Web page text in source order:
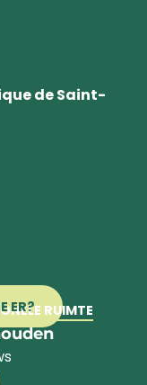
de Saint-
ER? RUIMTE